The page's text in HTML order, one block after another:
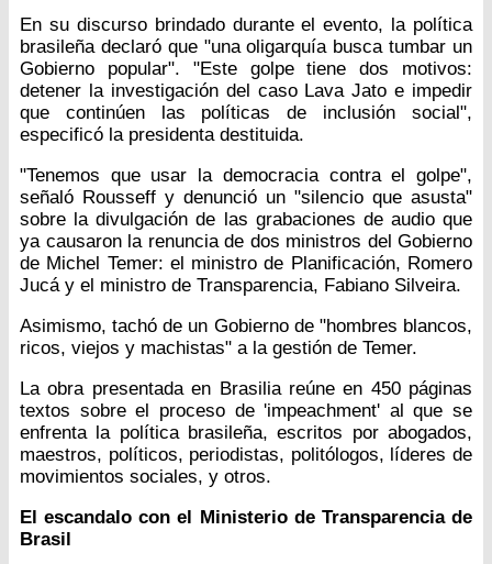
En su discurso brindado durante el evento, la política
brasileña declaró que "una oligarquía busca tumbar un
Gobierno popular". "Este golpe tiene dos motivos:
detener la investigación del caso Lava Jato e impedir
que continúen las políticas de inclusión social",
especificó la presidenta destituida.
"Tenemos que usar la democracia contra el golpe",
señaló Rousseff y denunció un "silencio que asusta"
sobre la divulgación de las grabaciones de audio que
ya causaron la renuncia de dos ministros del Gobierno
de Michel Temer: el ministro de Planificación, Romero
Jucá y el ministro de Transparencia, Fabiano Silveira.
Asimismo, tachó de un Gobierno de "hombres blancos,
ricos, viejos y machistas" a la gestión de Temer.
La obra presentada en Brasilia reúne en 450 páginas
textos sobre el proceso de 'impeachment' al que se
enfrenta la política brasileña, escritos por abogados,
maestros, políticos, periodistas, politólogos, líderes de
movimientos sociales, y otros.
El escandalo con el Ministerio de Transparencia de
Brasil